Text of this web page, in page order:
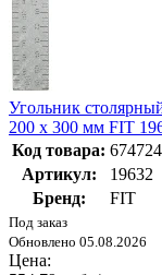
Угольник
200 х 300 мм FIT
Код товара: 674724
Артикул:
19632
Бренд:
FIT
Под заказ
Обновлено 05.08.2026
Цена: